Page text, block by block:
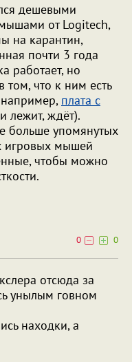
дешевыми
от Logitech,
на карантин,
почти 3 года
работает, но
том, что к ним есть
плата с
лежит, ждёт).
больше упомянутых
игровых мышей
чтобы можно
0
0
отсюда за
унылым говном
находки, а